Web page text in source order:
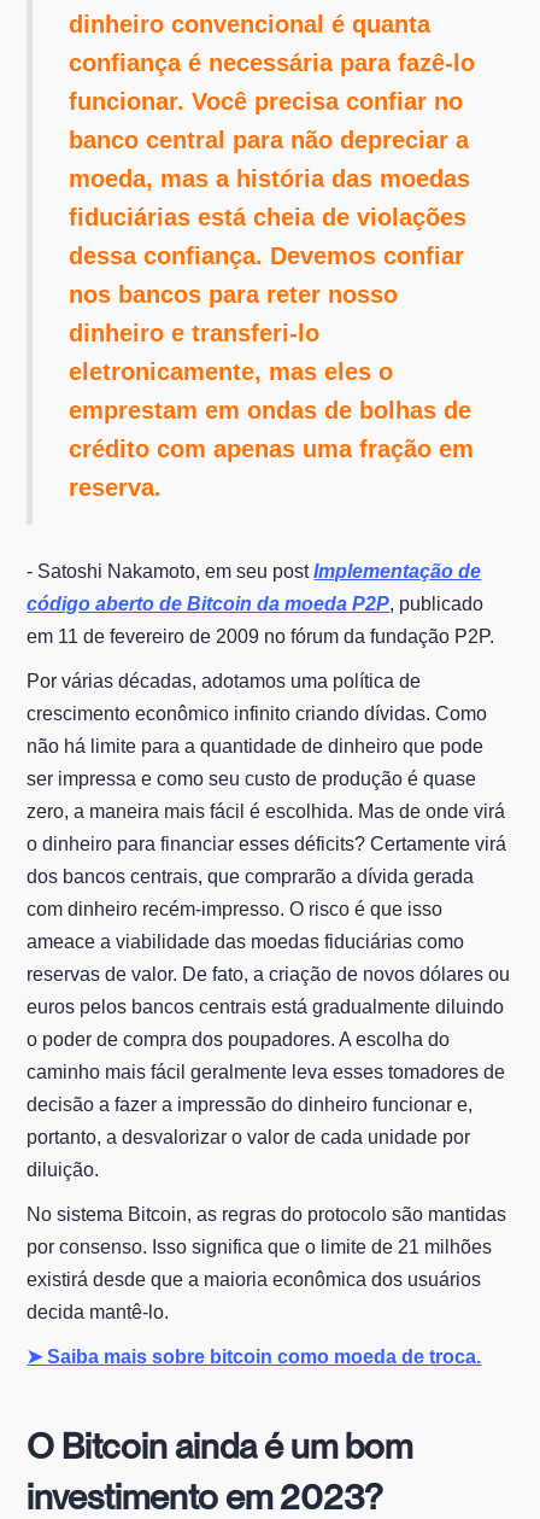
dinheiro convencional é quanta
confiança é necessária para fazê-lo
funcionar. Você precisa confiar no
banco central para não depreciar a
moeda, mas a história das moedas
fiduciárias está cheia de violações
dessa confiança. Devemos confiar
nos bancos para reter nosso
dinheiro e transferi-lo
eletronicamente, mas eles o
emprestam em ondas de bolhas de
crédito com apenas uma fração em
reserva.
- Satoshi Nakamoto, em seu postImplementação de
código aberto de Bitcoin da moeda P2P, publicado
em 11 de fevereiro de 2009 no fórum da fundação P2P.
Por várias décadas, adotamos uma política de
crescimento econômico infinito criando dívidas. Como
não há limite para a quantidade de dinheiro que pode
ser impressa e como seu custo de produção é quase
zero, a maneira mais fácil é escolhida. Mas de onde virá
o dinheiro para financiar esses déficits? Certamente virá
dos bancos centrais, que comprarão a dívida gerada
com dinheiro recém-impresso. O risco é que isso
ameace a viabilidade das moedas fiduciárias como
reservas de valor. De fato, a criação de novos dólares ou
euros pelos bancos centrais está gradualmente diluindo
o poder de compra dos poupadores. A escolha do
caminho mais fácil geralmente leva esses tomadores de
decisão a fazer a impressão do dinheiro funcionar e,
portanto, a desvalorizar o valor de cada unidade por
diluição.
No sistema Bitcoin, as regras do protocolo são mantidas
por consenso. Isso significa que o limite de 21 milhões
existirá desde que a maioria econômica dos usuários
decida mantê-lo.
➤ Saiba mais sobre bitcoin como moeda de troca.
O Bitcoin ainda é um bom
investimento em 2023?